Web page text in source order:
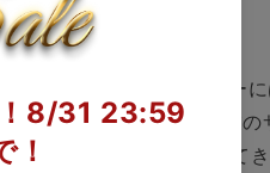
ました。
化に⽀えられ、ベンチャー
す。ベンチャーと⼤企業
）が上がる事例も多く出て